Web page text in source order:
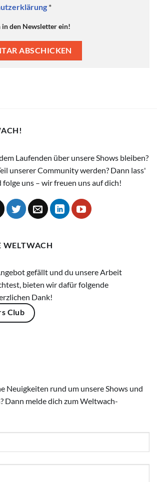
*
in den Newsletter ein!
Laufenden über unsere Shows bleiben?
unserer Community werden? Dann lass'
uns – wir freuen uns auf dich!
WELTWACH
gefällt und du unsere Arbeit
bieten wir dafür folgende
Dank!
Club
Neuigkeiten rund um unsere Shows und
Dann melde dich zum Weltwach-